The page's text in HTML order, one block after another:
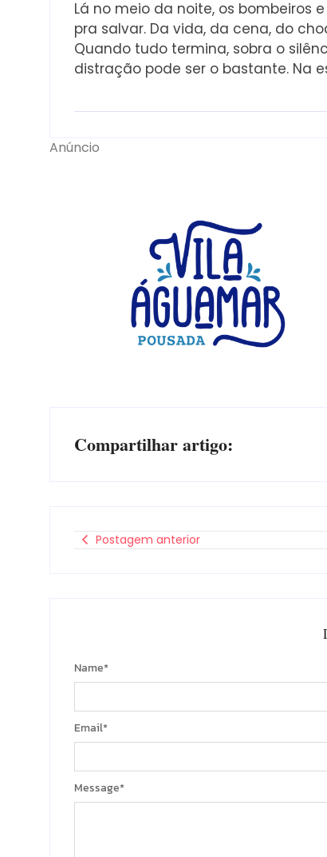
Lá no meio da noite, os bombeiros
pra salvar. Da vida, da cena, do
Quando tudo termina, sobra o
distração pode ser o bastante. Na
Anúncio
Compartilhar artigo:
Postagem anterior
Message*
Name*
Email*